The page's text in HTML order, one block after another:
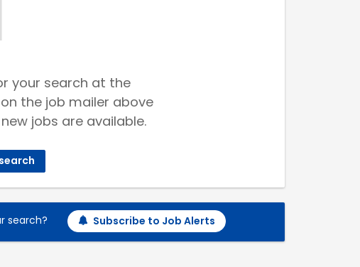
your search at the
the job mailer above
jobs are available.
search? Subscribe to Job Alerts